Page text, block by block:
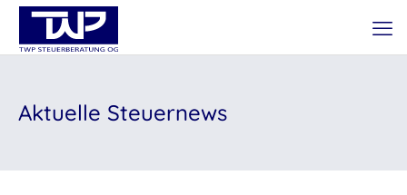
Aktuelle Steuernews